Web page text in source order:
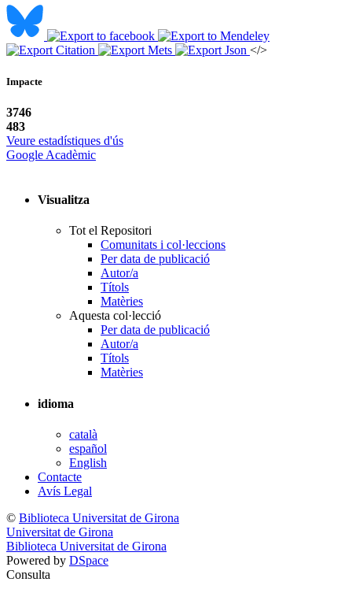
</>
Impacte
3746
483
Veure estadístiques d'ús
Google Acadèmic
Visualitza
Tot el Repositori
Comunitats i col·leccions
Per data de publicació
Autor/a
Títols
Matèries
Aquesta col·lecció
Per data de publicació
Autor/a
Títols
Matèries
idioma
català
español
English
Contacte
Avís Legal
© Biblioteca Universitat de Girona
Universitat de Girona
Biblioteca Universitat de Girona
Powered by DSpace
Consulta